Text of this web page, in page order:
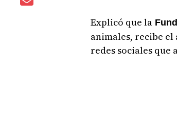
Explicó que la
animales, recibe el
redes sociales que